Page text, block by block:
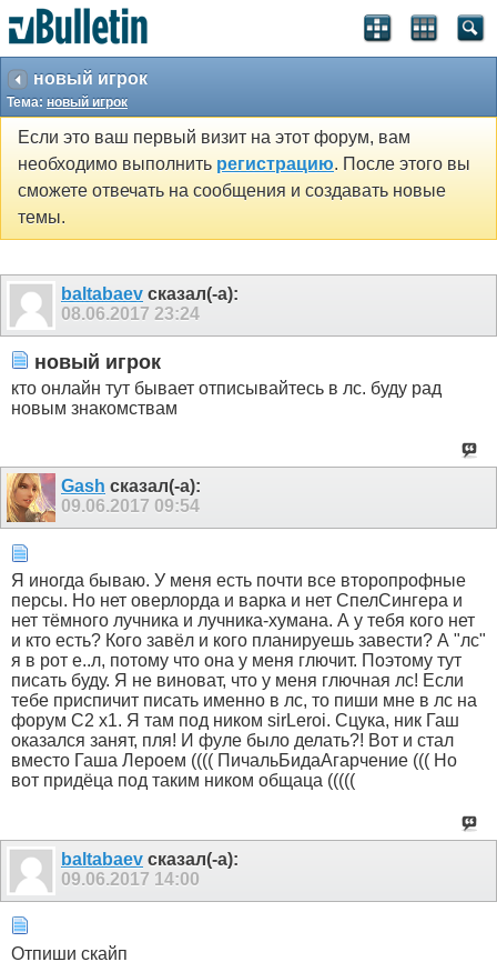
новый игрок
Тема: новый игрок
Если это ваш первый визит на этот форум, вам
необходимо выполнить регистрацию. После этого вы
сможете отвечать на сообщения и создавать новые
темы.
baltabaev сказал(-а):
08.06.2017 23:24
новый игрок
кто онлайн тут бывает отписывайтесь в лс. буду рад
новым знакомствам
Gash сказал(-а):
09.06.2017 09:54
Я иногда бываю. У меня есть почти все второпрофные
персы. Но нет оверлорда и варка и нет СпелСингера и
нет тёмного лучника и лучника-хумана. А у тебя кого нет
и кто есть? Кого завёл и кого планируешь завести? А "лс"
я в рот е..л, потому что она у меня глючит. Поэтому тут
писать буду. Я не виноват, что у меня глючная лс! Если
тебе приспичит писать именно в лс, то пиши мне в лс на
форум С2 х1. Я там под ником sirLeroi. Сцука, ник Гаш
оказался занят, пля! И фуле было делать?! Вот и стал
вместо Гаша Лероем (((( ПичальБидаАгарчение ((( Но
вот придёца под таким ником общаца (((((
baltabaev сказал(-а):
09.06.2017 14:00
Отпиши скайп